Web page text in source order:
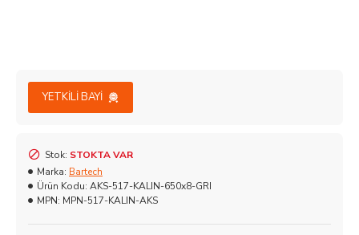
YETKILI BAYI
Stok: STOKTA VAR
Marka: Bartech
Ürün Kodu: AKS-517-KALIN-650x8-GRI
MPN: MPN-517-KALIN-AKS